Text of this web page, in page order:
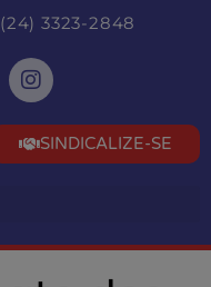
(24) 3323-2848
SINDICALIZE-SE